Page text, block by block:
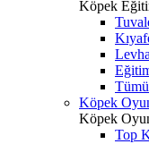
Köpek
Levha
Köpek
Köpek
Top